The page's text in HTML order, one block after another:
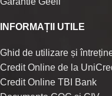
INFORMAȚII UTILE
Ghid de utilizare și
Credit Online de la
Credit Online TBI Bank